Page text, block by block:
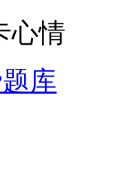
心情
库